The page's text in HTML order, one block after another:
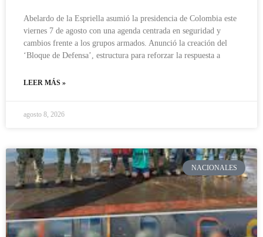
Abelardo de la Espriella asumió la presidencia de Colombia este
viernes 7 de agosto con una agenda centrada en seguridad y
cambios frente a los grupos armados. Anunció la creación del
‘Bloque de Defensa’, estructura para reforzar la respuesta a
LEER MÁS »
agosto 8, 2026
NACIONALES